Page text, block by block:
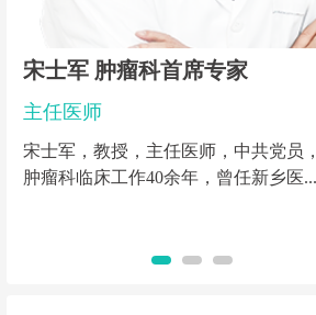
戴文燕 肿瘤科主任 乳腺肿瘤
中心主任
主任医师
擅长肿瘤的各种微创治疗，尤其是乳